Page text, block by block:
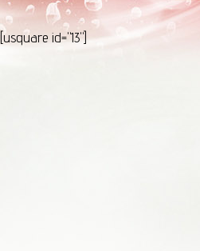
[usquare id="13"]